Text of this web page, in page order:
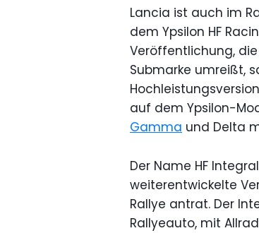
Lancia ist auch im
dem Ypsilon HF
Veröffentlichung,
Submarke umreißt,
auf dem Ypsilon-
Gamma und Delta
Der Name HF
weiterentwickelte
Rallye antrat. Der
Rallyeauto, mit